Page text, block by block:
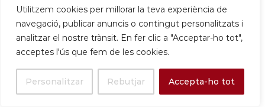
Utilitzem cookies per millorar la teva experiència de
navegació, publicar anuncis o contingut personalitzats i
analitzar el nostre trànsit. En fer clic a "Acceptar-ho tot",
acceptes l'ús que fem de les cookies.
Personalitzar Rebutjar Accepta-ho tot
1.000 €. L’oportunitat de feina passa per la
logística i la sanitat, confirmant que, per Sant
Boi, sempre hi haurà feina si saps preparar
comandes o cuidar de l’àvia.
Informe Tècnic: El Comerç i